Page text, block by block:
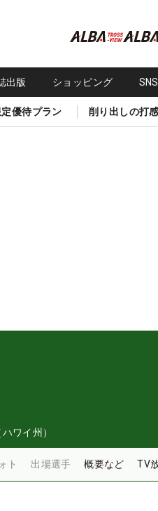
出版 ショッピング
優待プラン 削り出しの打
ワイ州）
ト 出場選手 概要など TV